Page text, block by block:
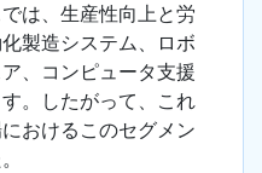
は、生産性向上と労
製造システム、ロボ
、コンピュータ支援
。したがって、これ
おけるこのセグメン